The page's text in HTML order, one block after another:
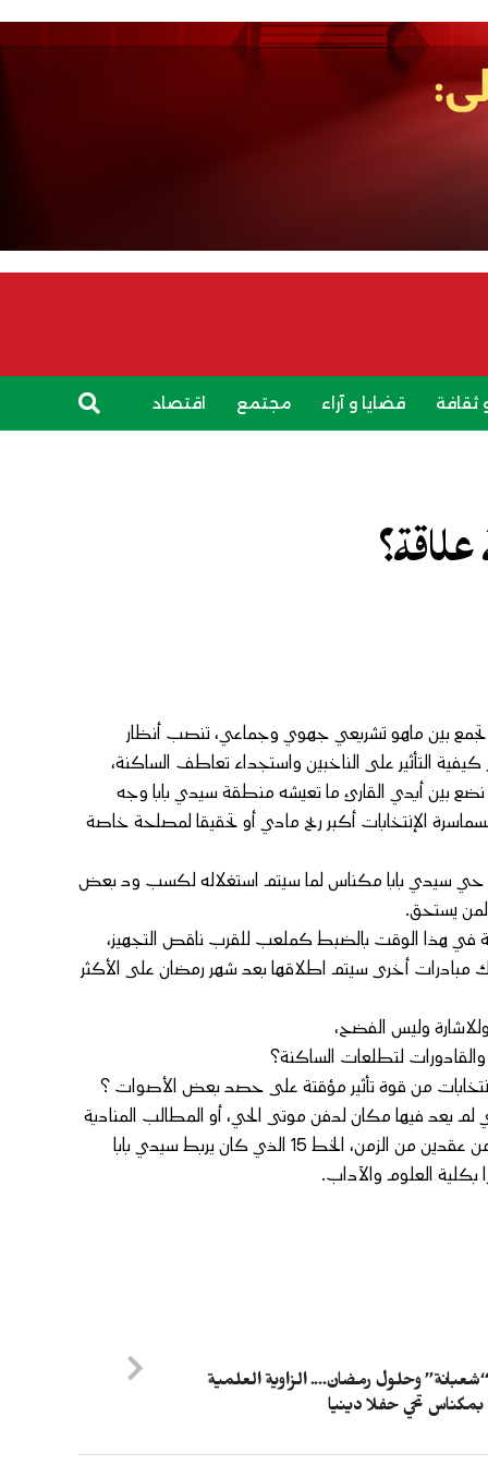
ثقافة قضايا و آراء مجتمع اقتصاد
بين ماهو تشريعي جهوي وجماعي، تنصب أنظار
التأثير على الناخبين واستجداء تعاطف الساكنة،
بين أيدي القارئ ما تعيشه منطقة سيدي بابا وجه
الإنتخابات أكبر ربح مادي أو تحقيقا لمصلحة خاصة
حي سيدي بابا مكناس لما سيتم استغلاله لكسب ود بعض
في هذا الوقت بالضبط كملعب للقرب ناقص التجهيز،
أخرى سيتم اطلاقها بعد شهر رمضان على الأكثر
وليس الفضح،
لتطلعات الساكنة؟
من قوة تأثير مؤقتة على حصد بعض الأصوات ؟
يعد فيها مكان لدفن موتى الحي، أو المطالب المنادية
بتمكين حي سيدي بابا من حافلات النقل الحضري التي غابت عنه لأكثر من عقدين من الزمن، الخط 15 الذي كان يربط سيدي بابا
وحلول رمضان…. الزاوية العلمية
بمكناس تحي حفلا دينيا